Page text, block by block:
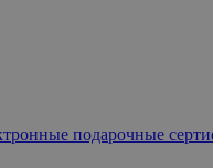
подарочные